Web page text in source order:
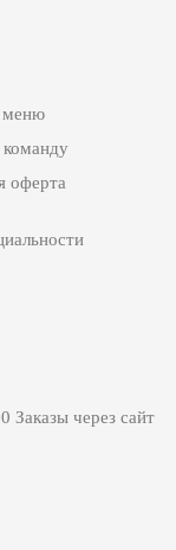
меню
оферта
Заказы через сайт